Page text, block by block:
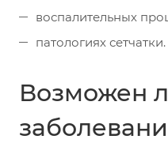
воспалительных
патологиях сетчатки.
Возможен